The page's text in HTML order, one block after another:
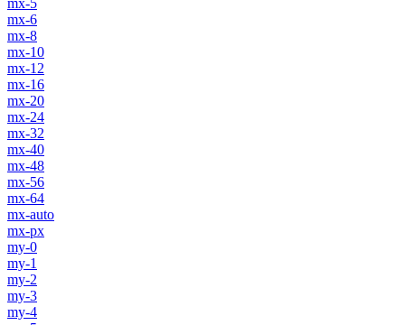
mx-6
mx-8
mx-10
mx-12
mx-16
mx-20
mx-24
mx-32
mx-40
mx-48
mx-56
mx-64
mx-auto
mx-px
my-0
my-1
my-2
my-3
my-4